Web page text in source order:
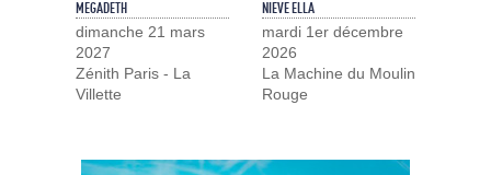
MEGADETH
dimanche 21 mars
2027
Zénith Paris - La
Villette
NIEVE ELLA
mardi 1er décembre
2026
La Machine du Moulin
Rouge